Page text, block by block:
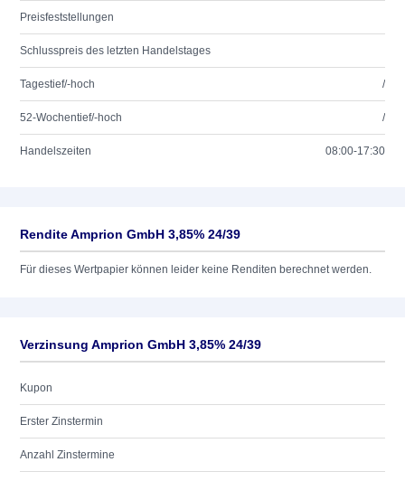
Preisfeststellungen
Schlusspreis des letzten Handelstages
Tagestief/-hoch /
52-Wochentief/-hoch /
Handelszeiten 08:00-17:30
Rendite Amprion GmbH 3,85% 24/39
Für dieses Wertpapier können leider keine Renditen berechnet werden.
Verzinsung Amprion GmbH 3,85% 24/39
Kupon
Erster Zinstermin
Anzahl Zinstermine